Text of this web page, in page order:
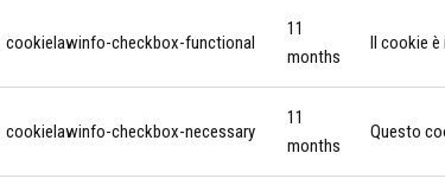
cookielawinfo-checkbox-functional
11
months
Il cookie è
cookielawinfo-checkbox-necessary
11
months
Questo